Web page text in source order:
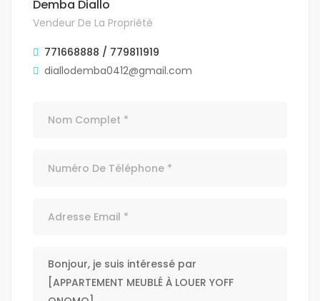
Demba Diallo
Vendeur De La Propriété
771668888 / 779811919
diallodemba0412@gmail.com